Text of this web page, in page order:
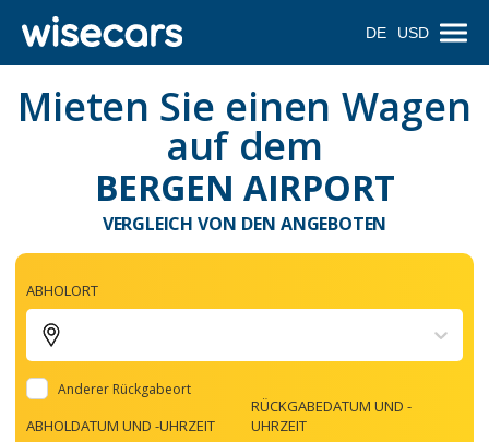
DE USD
Mieten Sie einen Wagen
auf dem
BERGEN AIRPORT
VERGLEICH VON DEN ANGEBOTEN
ABHOLORT
Anderer Rückgabeort
ABHOLDATUM UND -UHRZEIT
RÜCKGABEDATUM UND -
UHRZEIT